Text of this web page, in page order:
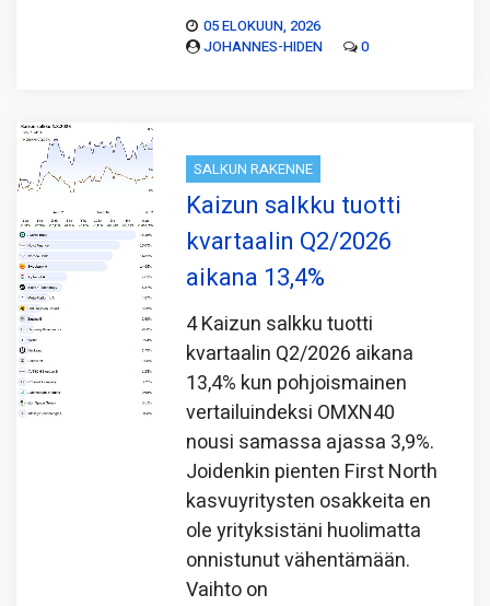
05 ELOKUUN, 2026
JOHANNES-HIDEN
0
SALKUN RAKENNE
Kaizun salkku tuotti
kvartaalin Q2/2026
aikana 13,4%
4 Kaizun salkku tuotti
kvartaalin Q2/2026 aikana
13,4% kun pohjoismainen
vertailuindeksi OMXN40
nousi samassa ajassa 3,9%.
Joidenkin pienten First North
kasvuyritysten osakkeita en
ole yrityksistäni huolimatta
onnistunut vähentämään.
Vaihto on